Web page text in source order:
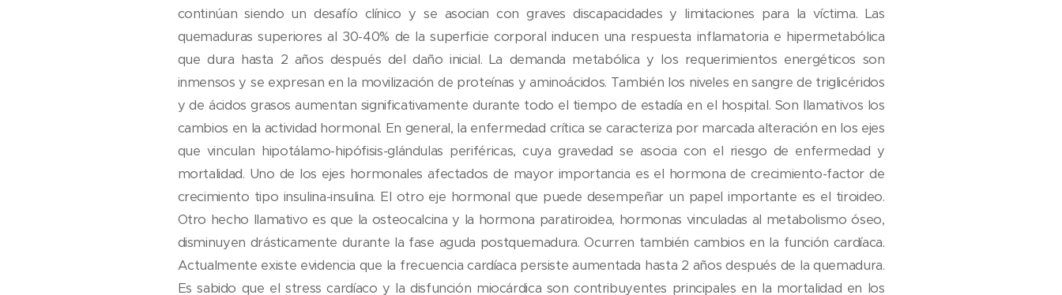
continúan siendo un desafío clínico y se asocian con graves discapacidades y limitaciones para la víctima. Las
quemaduras superiores al 30-40% de la superficie corporal inducen una respuesta inflamatoria e hipermetabólica
que dura hasta 2 años después del daño inicial. La demanda metabólica y los requerimientos energéticos son
inmensos y se expresan en la movilización de proteínas y aminoácidos. También los niveles en sangre de triglicéridos
y de ácidos grasos aumentan significativamente durante todo el tiempo de estadía en el hospital. Son llamativos los
cambios en la actividad hormonal. En general, la enfermedad crítica se caracteriza por marcada alteración en los ejes
que vinculan hipotálamo-hipófisis-glándulas periféricas, cuya gravedad se asocia con el riesgo de enfermedad y
mortalidad. Uno de los ejes hormonales afectados de mayor importancia es el hormona de crecimiento-factor de
crecimiento tipo insulina-insulina. El otro eje hormonal que puede desempeñar un papel importante es el tiroideo.
Otro hecho llamativo es que la osteocalcina y la hormona paratiroidea, hormonas vinculadas al metabolismo óseo,
disminuyen drásticamente durante la fase aguda postquemadura. Ocurren también cambios en la función cardíaca.
Actualmente existe evidencia que la frecuencia cardíaca persiste aumentada hasta 2 años después de la quemadura.
Es sabido que el stress cardíaco y la disfunción miocárdica son contribuyentes principales en la mortalidad en los